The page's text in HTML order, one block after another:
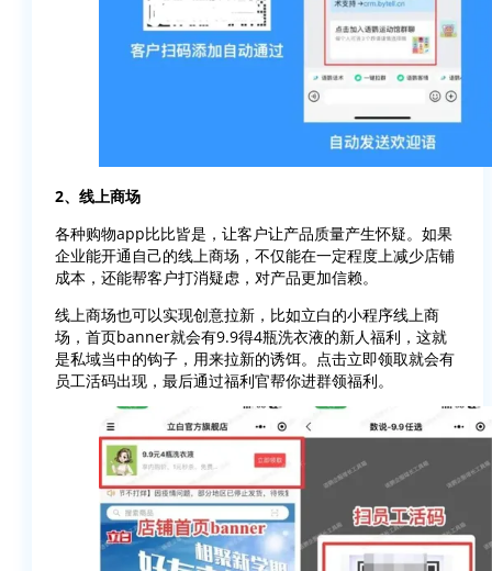
2、线上商场
各种购物app比比皆是，让客户让产品质量产生怀疑。如果
企业能开通自己的线上商场，不仅能在一定程度上减少店铺
成本，还能帮客户打消疑虑，对产品更加信赖。
线上商场也可以实现创意拉新，比如立白的小程序线上商
场，首页banner就会有9.9得4瓶洗衣液的新人福利，这就
是私域当中的钩子，用来拉新的诱饵。点击立即领取就会有
员工活码出现，最后通过福利官帮你进群领福利。